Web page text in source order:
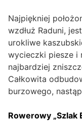
Najpiękniej
wzdłuż Raduni,
urokliwe
wycieczki piesze i
najbardziej
Całkowita
burzowego,
Rowerowy „Szlak